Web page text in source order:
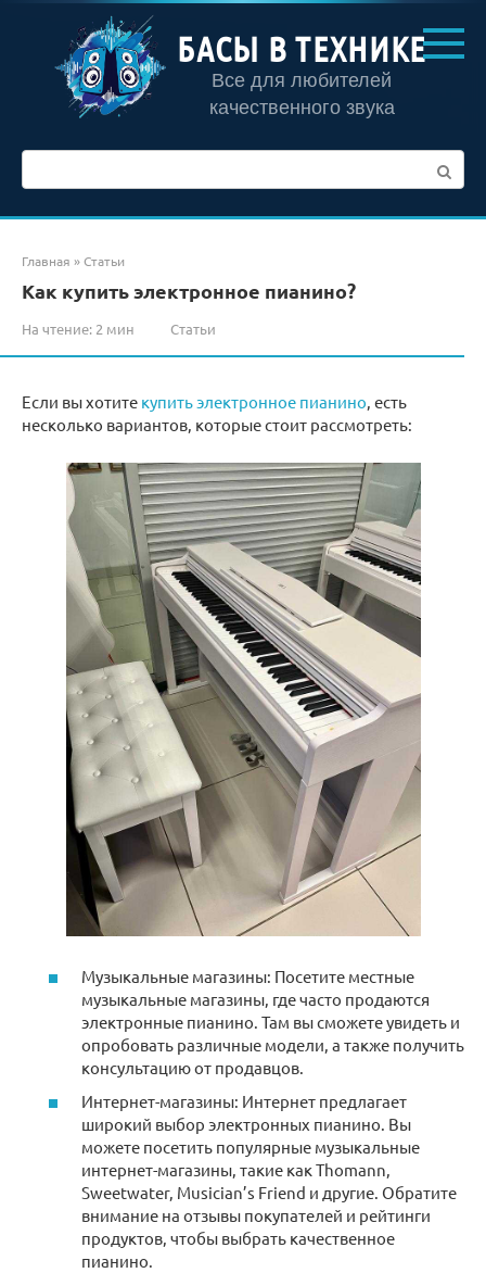
контенту
БАСЫ В ТЕХНИКЕ
Все для любителей
качественного звука
Главная »Статьи
Как купить электронное пианино?
На чтение: 2 мин Статьи
Если вы хотите купить электронное пианино, есть
несколько вариантов, которые стоит рассмотреть:
Музыкальные магазины: Посетите местные
музыкальные магазины, где часто продаются
электронные пианино. Там вы сможете увидеть и
опробовать различные модели, а также получить
консультацию от продавцов.
Интернет-магазины: Интернет предлагает
широкий выбор электронных пианино. Вы
можете посетить популярные музыкальные
интернет-магазины, такие как Thomann,
Sweetwater, Musician’s Friend и другие. Обратите
внимание на отзывы покупателей и рейтинги
продуктов, чтобы выбрать качественное
пианино.